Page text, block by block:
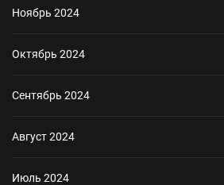
Ноябрь 2024
Октябрь 2024
Сентябрь 2024
Август 2024
Июль 2024